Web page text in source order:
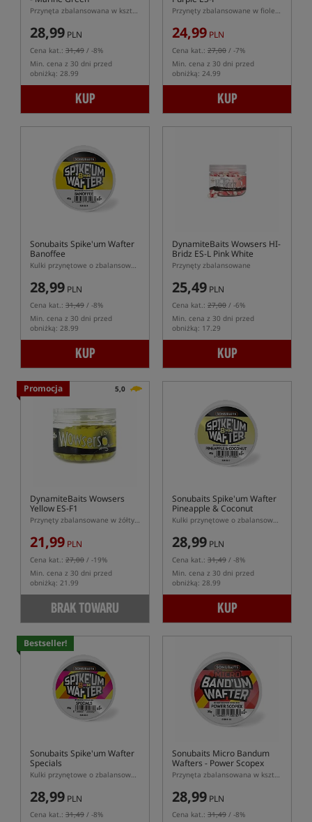
Przynęta zbalansowana w kształcie dumbells
28,99 PLN
Cena kat.: 31,49 / -8%
Min. cena z 30 dni przed
obniżką: 28.99
KUP
Przynęty zbalansowane w fioletowym kolorze
24,99 PLN
Cena kat.: 27,00 / -7%
Min. cena z 30 dni przed
obniżką: 24.99
KUP
Sonubaits Spike'um Wafter
Banoffee
Kulki przynętowe o zbalansowanej pływalności (wafters)
28,99 PLN
Cena kat.: 31,49 / -8%
Min. cena z 30 dni przed
obniżką: 28.99
KUP
DynamiteBaits Wowsers HI-
Bridz ES-L Pink White
Przynęty zbalansowane
25,49 PLN
Cena kat.: 27,00 / -6%
Min. cena z 30 dni przed
obniżką: 17.29
KUP
Promocja 5,0
DynamiteBaits Wowsers
Yellow ES-F1
Przynęty zbalansowane w żółtym kolorze
21,99 PLN
Cena kat.: 27,00 / -19%
Min. cena z 30 dni przed
obniżką: 21.99
BRAK TOWARU
Sonubaits Spike'um Wafter
Pineapple & Coconut
Kulki przynętowe o zbalansowanej pływalności (wafters)
28,99 PLN
Cena kat.: 31,49 / -8%
Min. cena z 30 dni przed
obniżką: 28.99
KUP
Bestseller!
Sonubaits Spike'um Wafter
Specials
Kulki przynętowe o zbalansowanej pływalności (wafters)
28,99 PLN
Cena kat.: 31,49 / -8%
Sonubaits Micro Bandum
Wafters - Power Scopex
Przynęta zbalansowana w kształcie dumbells
28,99 PLN
Cena kat.: 31,49 / -8%